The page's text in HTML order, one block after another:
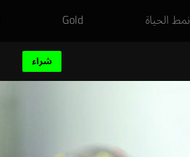
نمط الحياة Gold
شراء